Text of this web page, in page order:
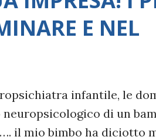
Disturbi Specifici
etc.). La legge in realtà è
e psicologiche (ansia,
anche adolescenti che
E NEL
infantile, le
di un
il mio bimbo ha diciotto